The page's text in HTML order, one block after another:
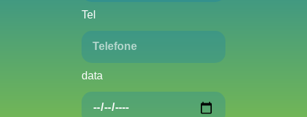
Tel
data